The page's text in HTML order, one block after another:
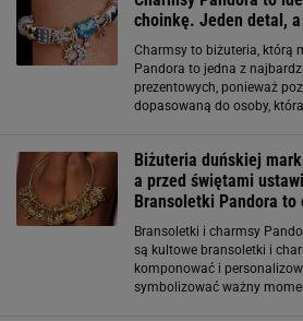
choinkę. Jeden detal,
Charmsy to biżuteria, którą
Pandora to jedna z
prezentowych, ponieważ
dopasowaną do osoby,
Biżuteria duńskiej
a przed świętami
Bransoletki Pandora to
Bransoletki i charmsy
są kultowe bransoletki i
komponować i
symbolizować ważny